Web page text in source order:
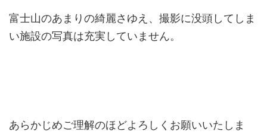
富士山のあまりの綺麗さゆえ、撮影に没頭してしま
い施設の写真は充実していません。
あらかじめご理解のほどよろしくお願いいたしま